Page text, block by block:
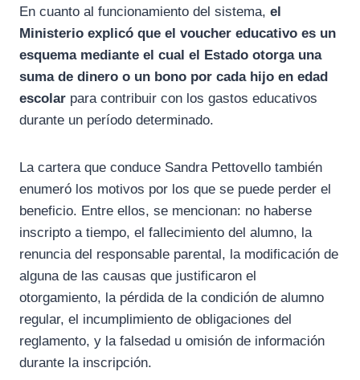
En cuanto al funcionamiento del sistema, el
Ministerio explicó que el voucher educativo es un
esquema mediante el cual el Estado otorga una
suma de dinero o un bono por cada hijo en edad
escolar para contribuir con los gastos educativos
durante un período determinado.
La cartera que conduce Sandra Pettovello también
enumeró los motivos por los que se puede perder el
beneficio. Entre ellos, se mencionan: no haberse
inscripto a tiempo, el fallecimiento del alumno, la
renuncia del responsable parental, la modificación de
alguna de las causas que justificaron el
otorgamiento, la pérdida de la condición de alumno
regular, el incumplimiento de obligaciones del
reglamento, y la falsedad u omisión de información
durante la inscripción.